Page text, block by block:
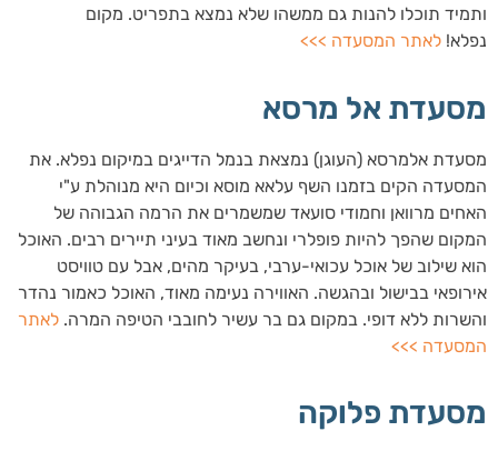
ותמיד תוכלו להנות גם ממשהו שלא נמצא בתפריט. מקום
נפלא! לאתר המסעדה >>>
מסעדת אל מרסא
מסעדת אלמרסא (העוגן) נמצאת בנמל הדייגים במיקום נפלא. את
המסעדה הקים בזמנו השף עלאא מוסא וכיום היא מנוהלת ע"י
האחים מרוואן וחמודי סועאד שמשמרים את הרמה הגבוהה של
המקום שהפך להיות פופלרי ונחשב מאוד בעיני תיירים רבים. האוכל
הוא שילוב של אוכל עכואי-ערבי, בעיקר מהים, אבל עם טוויסט
אירופאי בבישול ובהגשה. האווירה נעימה מאוד, האוכל כאמור נהדר
והשרות ללא דופי. במקום גם בר עשיר לחובבי הטיפה המרה. לאתר
המסעדה >>>
מסעדת פלוקה